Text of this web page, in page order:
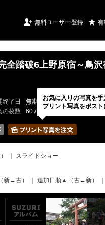
 無料ユーザー登録 ★
全踏破6上野原宿～鳥沢
終了日 無期限 イベントの期間
の枚数 60 / 2000枚
スライドショー
新→古） 追加日順▲（古→新）
お気に入りの写真を
プリント写真をポス